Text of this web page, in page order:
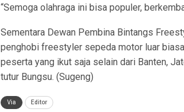
“Semoga olahraga ini bisa populer,
Sementara Dewan Pembina Bintangs
penghobi freestyler sepeda motor luar
peserta yang ikut saja selain dari Banten,
tutur Bungsu. (Sugeng)
Via Editor